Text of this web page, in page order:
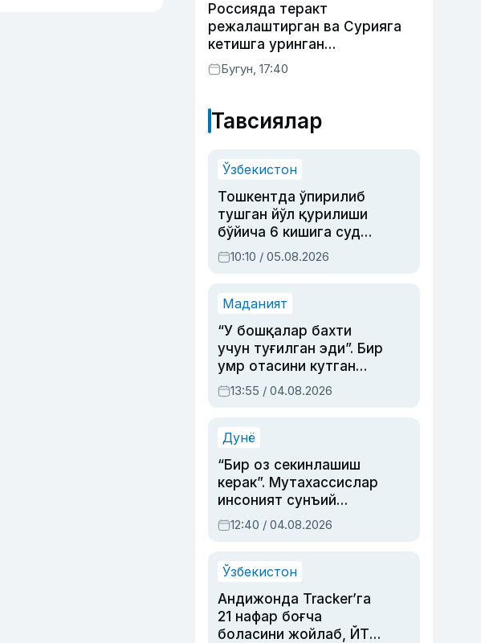
Россияда теракт
режалаштирган ва Сурияга
кетишга уринган
сурхондарёлик 4 нафар йигит
қамалди
Бугун, 17:40
Тавсиялар
Ўзбекистон
Тошкентда ўпирилиб
тушган йўл қурилиши
бўйича 6 кишига суд
ҳукми ўқилди
10:10 / 05.08.2026
Маданият
“У бошқалар бахти
учун туғилган эди”. Бир
умр отасини кутган
актриса ва дубльяж
устаси Римма
синовларга тўла ҳаёти
13:55 / 04.08.2026
Дунё
“Бир оз секинлашиш
керак”. Мутахассислар
инсоният сунъий
интеллектни бошқара
олмай қолишидан
12:40 / 04.08.2026
Ўзбекистон
Андижонда Tracker’га
21 нафар боғча
боласини жойлаб, ЙТҲ